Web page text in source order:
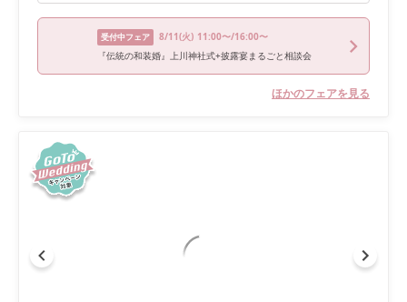
受付中フェア 8/11(火) 11:00〜/16:00〜
『伝統の和装婚』上川神社式+披露宴まるごと相談会
ほかのフェアを見る